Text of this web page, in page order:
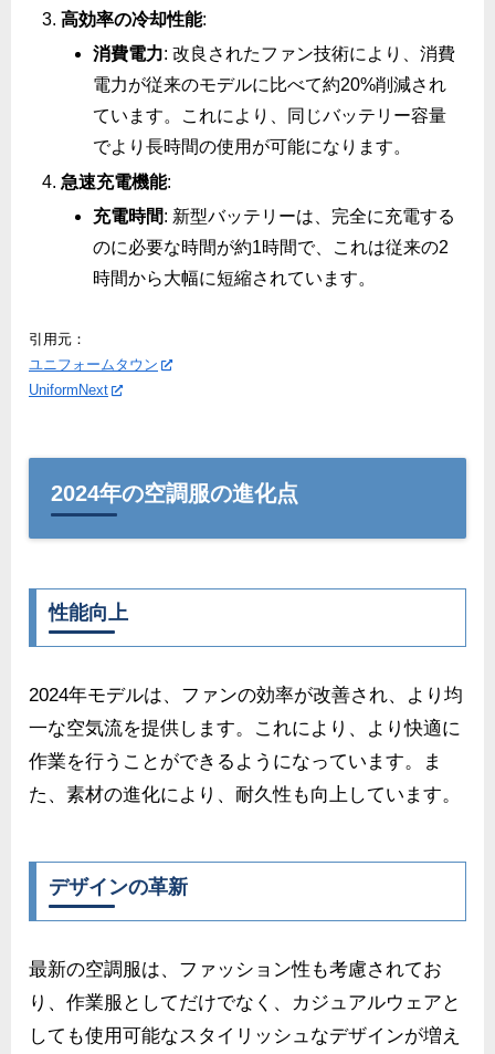
高効率の冷却性能:
消費電力: 改良されたファン技術により、消費
電力が従来のモデルに比べて約20%削減され
ています。これにより、同じバッテリー容量
でより長時間の使用が可能になります。
急速充電機能:
充電時間: 新型バッテリーは、完全に充電する
のに必要な時間が約1時間で、これは従来の2
時間から大幅に短縮されています​。
引用元：
ユニフォームタウン
UniformNext
2024年の空調服の進化点
性能向上
2024年モデルは、ファンの効率が改善され、より均
一な空気流を提供します。これにより、より快適に
作業を行うことができるようになっています。ま
た、素材の進化により、耐久性も向上しています。
デザインの革新
最新の空調服は、ファッション性も考慮されてお
り、作業服としてだけでなく、カジュアルウェアと
しても使用可能なスタイリッシュなデザインが増え